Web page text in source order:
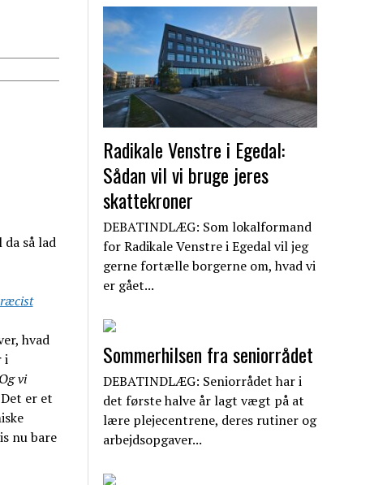
så lad
hvad
i
vi
er et
nu bare
Radikale Venstre i Egedal:
Sådan vil vi bruge jeres
skattekroner
DEBATINDLÆG: Som lokalformand
for Radikale Venstre i Egedal vil jeg
gerne fortælle borgerne om, hvad vi
er gået...
Sommerhilsen fra seniorrådet
DEBATINDLÆG: Seniorrådet har i
det første halve år lagt vægt på at
lære plejecentrene, deres rutiner og
arbejdsopgaver...